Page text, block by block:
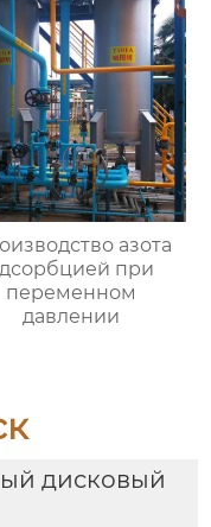
азота
при
переменном
давлении
дисковый